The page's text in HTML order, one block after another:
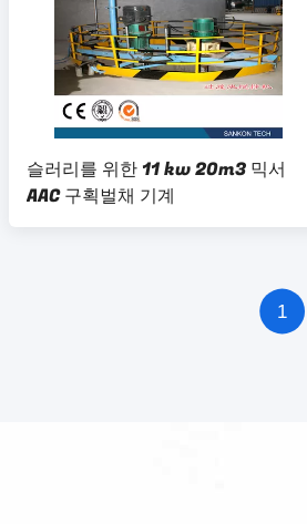
슬러리를 위한 11 kw 20m3 믹서
AAC 구획벌채 기계
1